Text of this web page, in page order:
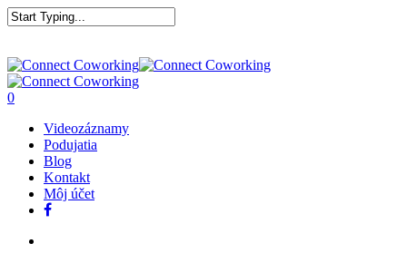
0
Videozáznamy
Podujatia
Blog
Kontakt
Môj účet